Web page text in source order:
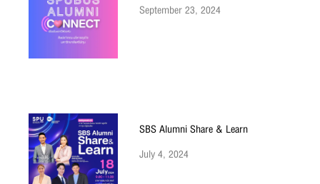
September 23, 2024
SBS Alumni Share & Learn
July 4, 2024